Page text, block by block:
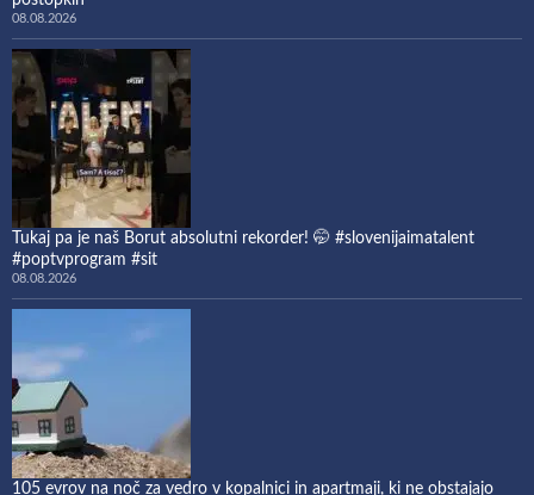
08.08.2026
Tukaj pa je naš Borut absolutni rekorder! 🤭 #slovenijaimatalent
#poptvprogram #sit
08.08.2026
105 evrov na noč za vedro v kopalnici in apartmaji, ki ne obstajajo